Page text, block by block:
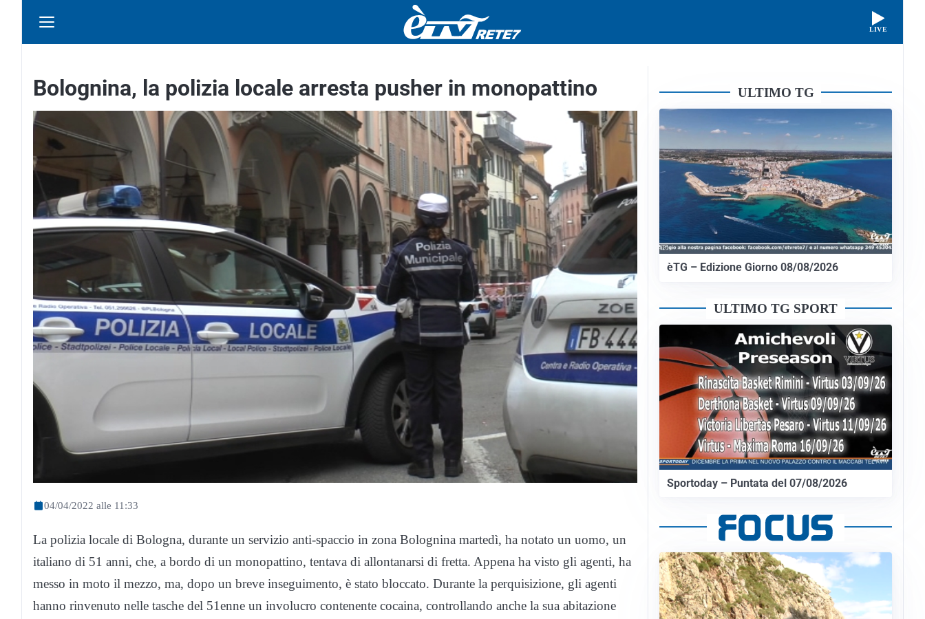
LIVE
Bolognina, la polizia locale arresta pusher in monopattino
04/04/2022 alle 11:33
La polizia locale di Bologna, durante un servizio anti-spaccio in zona Bolognina martedì, ha notato un uomo, un
italiano di 51 anni, che, a bordo di un monopattino, tentava di allontanarsi di fretta. Appena ha visto gli agenti, ha
messo in moto il mezzo, ma, dopo un breve inseguimento, è stato bloccato. Durante la perquisizione, gli agenti
hanno rinvenuto nelle tasche del 51enne un involucro contenente cocaina, controllando anche la sua abitazione
ULTIMO TG
èTG – Edizione Giorno 08/08/2026
ULTIMO TG SPORT
Sportoday – Puntata del 07/08/2026